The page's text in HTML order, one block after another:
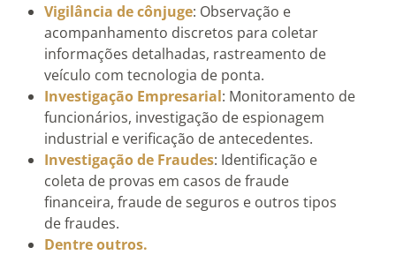
Vigilância de cônjuge: Observação e
acompanhamento discretos para coletar
informações detalhadas, rastreamento de
veículo com tecnologia de ponta.
Investigação Empresarial: Monitoramento de
funcionários, investigação de espionagem
industrial e verificação de antecedentes.
Investigação de Fraudes: Identificação e
coleta de provas em casos de fraude
financeira, fraude de seguros e outros tipos
de fraudes.
Dentre outros.